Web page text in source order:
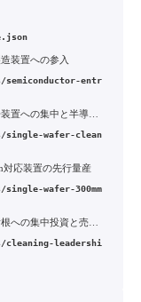
装置への参入
entr
1992年 大日本スクリーン製造のウエハ洗浄装置への集中と半導体装置への転換
single-wafer-clean
対応装置の先行量産
wafer-300mm
2024年 洗浄装置の世界首位を土台にした彦根への集中投資と売上1兆円構想
cleaning-leadershi